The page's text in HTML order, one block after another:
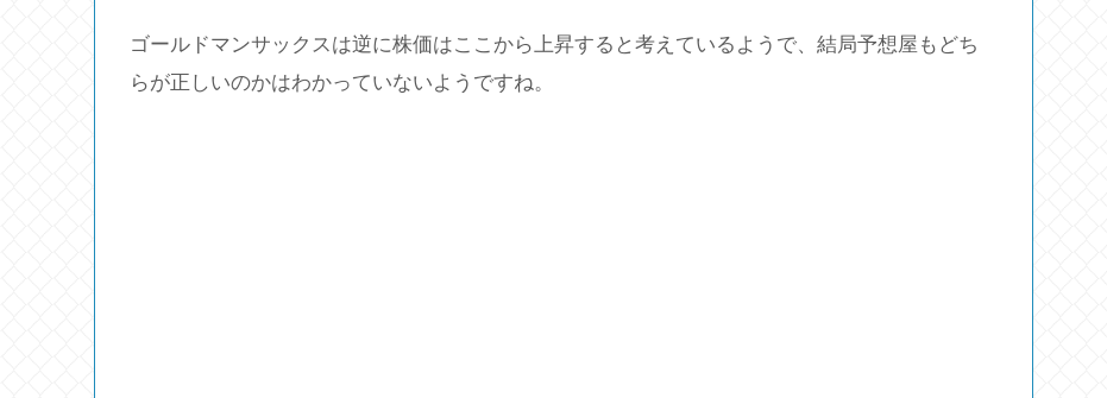
ゴールドマンサックスは逆に株価はここから上昇すると考えているようで、結局予想屋もどち
らが正しいのかはわかっていないようですね。